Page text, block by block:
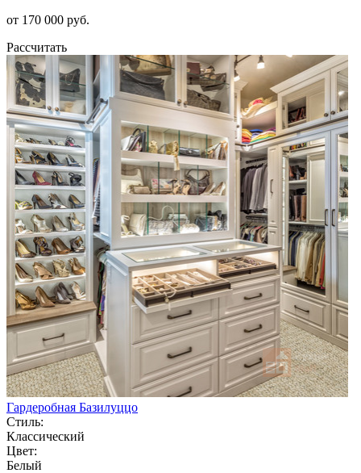
от 170 000 руб.
Рассчитать
Гардеробная Базилуццо
Стиль:
Классический
Цвет:
Белый